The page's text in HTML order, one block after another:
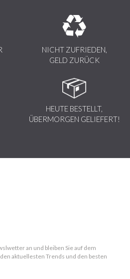
NICHT ZUFRIEDEN,
GELD ZURÜCK
HEUTE BESTELLT,
ÜBERMORGEN GELIEFERT!
an und bleiben Sie auf dem
aktuellesten Trends und den besten